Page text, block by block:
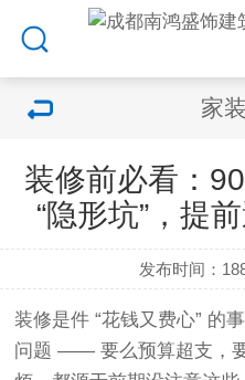
家
装修前必看：
“隐形坑”，提
发布时间：
装修是件 “花钱又费心” 的
问题 —— 要么预算超支，